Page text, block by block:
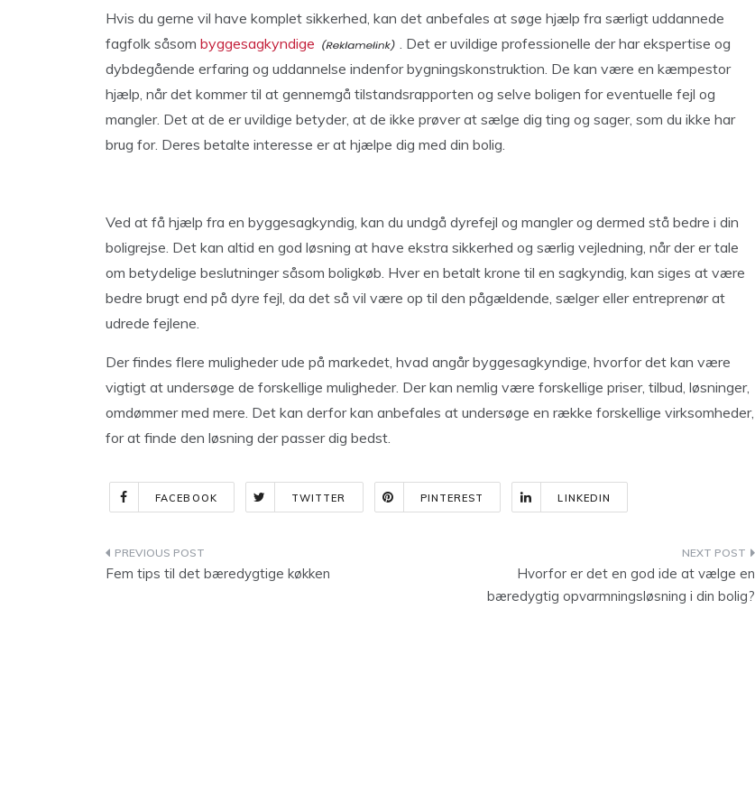
Hvis du gerne vil have komplet sikkerhed, kan det anbefales at søge hjælp fra særligt uddannede
fagfolk såsom byggesagkyndige
. Det er uvildige professionelle der har ekspertise og
dybdegående erfaring og uddannelse indenfor bygningskonstruktion. De kan være en kæmpestor
hjælp, når det kommer til at gennemgå tilstandsrapporten og selve boligen for eventuelle fejl og
mangler. Det at de er uvildige betyder, at de ikke prøver at sælge dig ting og sager, som du ikke har
brug for. Deres betalte interesse er at hjælpe dig med din bolig.
Ved at få hjælp fra en byggesagkyndig, kan du undgå dyrefejl og mangler og dermed stå bedre i din
boligrejse. Det kan altid en god løsning at have ekstra sikkerhed og særlig vejledning, når der er tale
om betydelige beslutninger såsom boligkøb. Hver en betalt krone til en sagkyndig, kan siges at være
bedre brugt end på dyre fejl, da det så vil være op til den pågældende, sælger eller entreprenør at
udrede fejlene.
Der findes flere muligheder ude på markedet, hvad angår byggesagkyndige, hvorfor det kan være
vigtigt at undersøge de forskellige muligheder. Der kan nemlig være forskellige priser, tilbud, løsninger,
omdømmer med mere. Det kan derfor kan anbefales at undersøge en række forskellige virksomheder,
for at finde den løsning der passer dig bedst.
FACEBOOK TWITTER PINTEREST LINKEDIN
Indlægsnavigation
Fem tips til det bæredygtige køkken
Hvorfor er det en god ide at vælge en
bæredygtig opvarmningsløsning i din bolig?